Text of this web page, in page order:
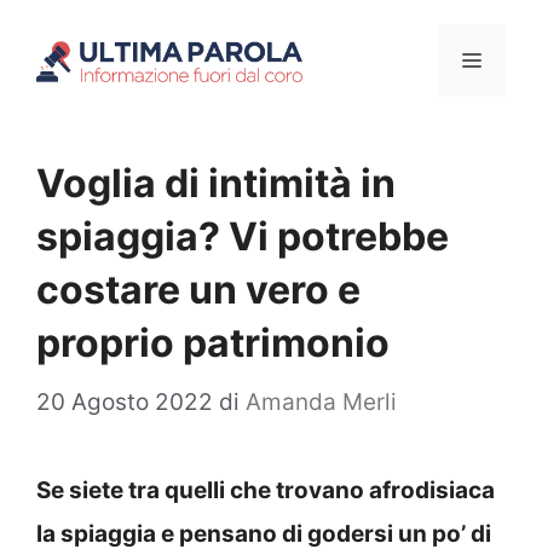
Menu
Voglia di intimità in
spiaggia? Vi potrebbe
costare un vero e
proprio patrimonio
20 Agosto 2022 di Amanda Merli
Se siete tra quelli che trovano afrodisiaca
la spiaggia e pensano di godersi un po’ di